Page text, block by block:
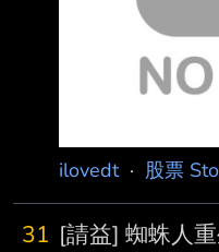
ilovedt· 股票
31 [請益] 蜘蛛人